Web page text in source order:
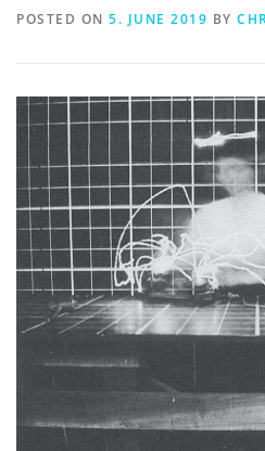
POSTED ON 5. JUNE 2019 BY